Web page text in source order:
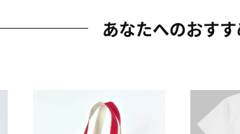
あなたへのおす